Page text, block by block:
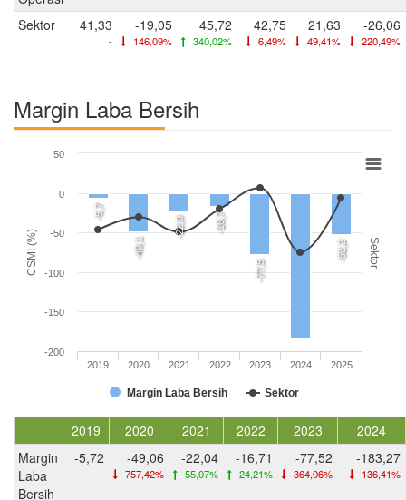
Sektor 41,33
-
-19,05
146,09%
45,72
340,02%
42,75
6,49%
21,63
49,41%
-26,06
220,49%
Margin Laba Bersih
CSMI (%) Sektor
-5,7
-49,1
-22,0 -16,7
-77,5
-52,2
Margin Laba Bersih Sektor
2019 2020 2021 2022 2023 2024 2025
-200
-150
-100
-50
0
50
2019 2020 2021 2022 2023
2024
Margin
Laba
Bersih
-5,72
-
-49,06
757,42%
-22,04
55,07%
-16,71
24,21%
-77,52
364,06%
-183,27
136,41%